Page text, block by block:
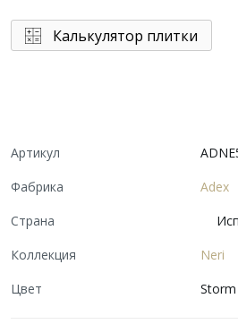
Калькулятор плитки
Артикул
Фабрика
Adex
Страна
Коллекция
Neri
Цвет